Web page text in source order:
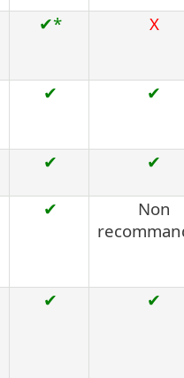
✔* X
✔ ✔
✔ ✔
✔
Non
✔ ✔